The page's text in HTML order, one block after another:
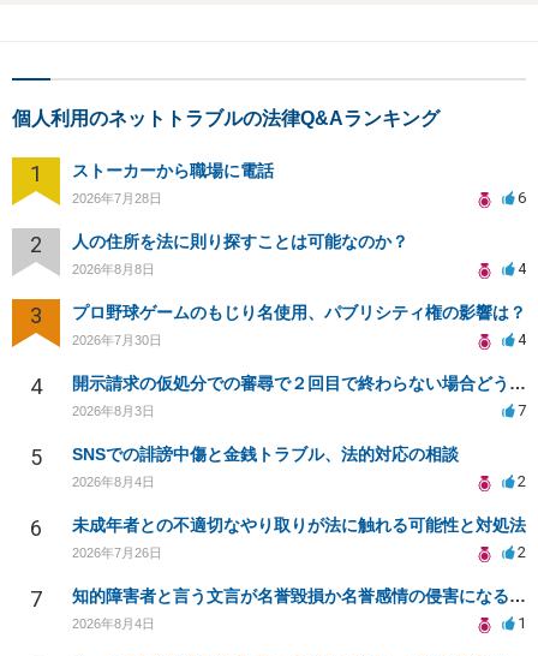
個人利用のネットトラブルの法律Q&Aランキング
1 ストーカーから職場に電話
2026年7月28日 6
2 人の住所を法に則り探すことは可能なのか？
2026年8月8日 4
3 プロ野球ゲームのもじり名使用、パブリシティ権の影響は？
2026年7月30日 4
4 開示請求の仮処分での審尋で２回目で終わらない場合どうしたらいいですか
2026年8月3日 7
5 SNSでの誹謗中傷と金銭トラブル、法的対応の相談
2026年8月4日 2
6 未成年者との不適切なやり取りが法に触れる可能性と対処法
2026年7月26日 2
7 知的障害者と言う文言が名誉毀損か名誉感情の侵害になるか教えてほしい。
2026年8月4日 1